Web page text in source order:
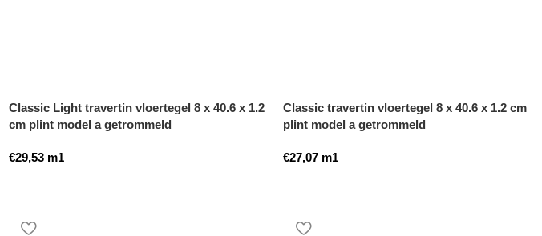
Classic Light travertin vloertegel 8 x 40.6 x 1.2
cm plint model a getrommeld
€29,53 m1
Classic travertin vloertegel 8 x 40.6 x 1.2 cm
plint model a getrommeld
€27,07 m1